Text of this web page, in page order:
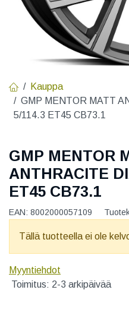
Kauppa
GMP MENTOR MATT
5/114.3 ET45 CB73.1
GMP MENTOR
ANTHRACITE
ET45 CB73.1
EAN: 8002000057109
Tällä tuotteella ei ole
Myyntiehdot
Toimitus: 2-3 arkipäivää